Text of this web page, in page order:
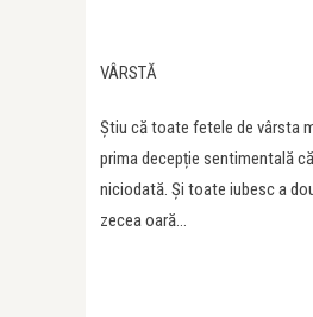
VÂRSTĂ
Știu că toate fetele de vârsta
prima decepție sentimentală
niciodată. Și toate iubesc a
zecea oară…